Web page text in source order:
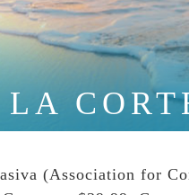
(Association for